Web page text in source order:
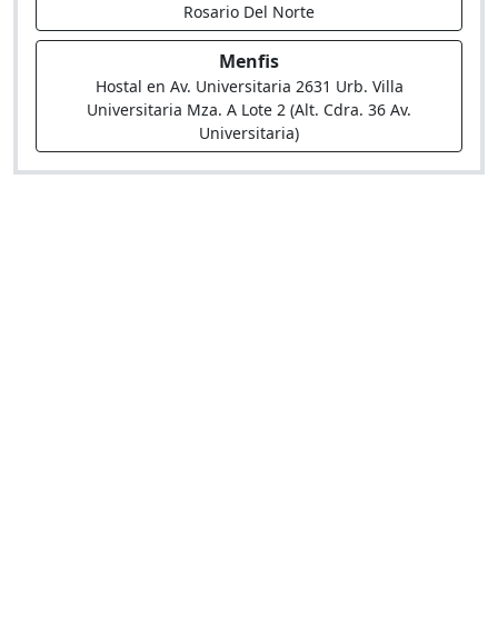
Rosario Del Norte
Menfis
Hostal en Av. Universitaria 2631 Urb. Villa
Universitaria Mza. A Lote 2 (Alt. Cdra. 36 Av.
Universitaria)